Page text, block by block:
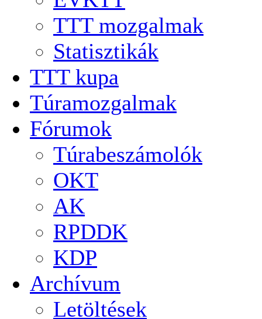
TTT mozgalmak
Statisztikák
TTT kupa
Túramozgalmak
Fórumok
Túrabeszámolók
OKT
AK
RPDDK
KDP
Archívum
Letöltések